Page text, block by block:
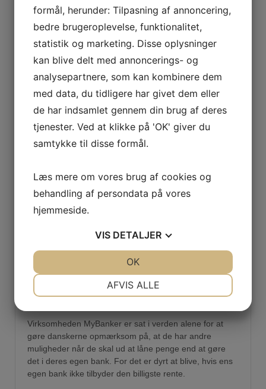
tømrer, eller måske bare vente på at huspriserne i
København gør deres job.
Herefter skal du have fat i din bank igen eller eventuelt
skifte til en ny realkreditudbyder. Med denne
billigste
realkreditlånfor dig og spare endnu flere penge.
Din bank er til
forhandling
deres bank, at renterne ikke er til forhandling.
Der er næsten ikke det, der er mere til forhandling end
lige netop renterne.
Og den bedste måde at forhandle dine renter på er ved
andre muligheder for at få dit lån og at du ikke er bange
for at bruge dem. På denne måde bliver din egen bank
nødt til at finde et ekstra godt tilbud frem for at holde dig
som kunde.
Virksomheden MyBanker er sat i verden alene for at
gøre danskerne opmærksom på, at de har andre
muligheder når de skal ud at låne penge end at gøre
det i deres egen bank. For det er dyrt at blive, hvis ens
egen bank ikke tilbyder den billigste rente.
formål, herunder: Tilpasning af annoncering,
bedre brugeroplevelse, funktionalitet,
statistik og marketing. Disse oplysninger
kan blive delt med annoncerings- og
analysepartnere, som kan kombinere dem
med data, du tidligere har givet dem eller
de har indsamlet gennem din brug af deres
tjenester. Ved at klikke på 'OK' giver du
samtykke til disse formål.
Læs mere om vores brug af cookies og
behandling af persondata på vores
hjemmeside.
VIS DETALJER
MARKETING STATISTIK
AFVIS ALLE
OK